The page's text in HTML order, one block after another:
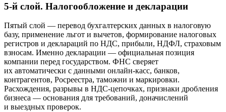
5-й слой. Налогообложение и декларации
Пятый слой — перевод бухгалтерских данных в налоговую
базу, применение льгот и вычетов, формирование налоговых
регистров и деклараций по НДС, прибыли, НДФЛ, страховым
взносам. Именно декларации — официальная позиция
компании перед государством. ФНС сверяет
их автоматически с данными онлайн-касс, банков,
контрагентов, Росреестра, таможни и маркировки.
Расхождения, разрывы в НДС-цепочках, признаки дробления
бизнеса — основания для требований, доначислений
и выездных проверок.